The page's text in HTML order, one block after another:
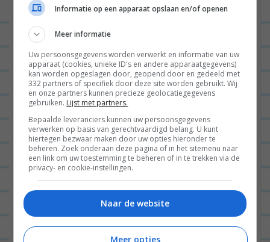
finaal, haha. Check de videohier.
Informatie op een apparaat opslaan en/of openen
Meer informatie
Uw persoonsgegevens worden verwerkt en informatie van uw
apparaat (cookies, unieke ID's en andere apparaatgegevens)
kan worden opgeslagen door, geopend door en gedeeld met
332 partners of specifiek door deze site worden gebruikt. Wij
en onze partners kunnen precieze geolocatiegegevens
gebruiken. Lijst met partners.
Bepaalde leveranciers kunnen uw persoonsgegevens
verwerken op basis van gerechtvaardigd belang. U kunt
hiertegen bezwaar maken door uw opties hieronder te
beheren. Zoek onderaan deze pagina of in het sitemenu naar
een link om uw toestemming te beheren of in te trekken via de
privacy- en cookie-instellingen.
Naar de website
Meer opties